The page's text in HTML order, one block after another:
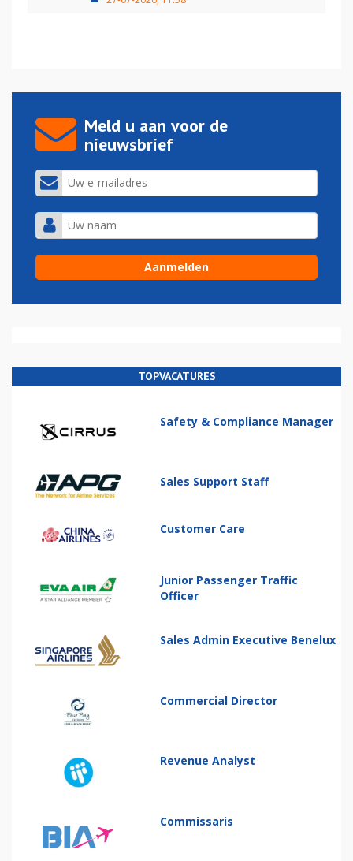
Meld u aan voor de
nieuwsbrief
TOPVACATURES
Safety & Compliance Manager
Sales Support Staff
Customer Care
Junior Passenger Traffic
Officer
Sales Admin Executive Benelux
Commercial Director
Revenue Analyst
Commissaris